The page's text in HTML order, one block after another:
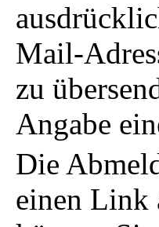
Mail-
zu
Angabe
Die
einen Link